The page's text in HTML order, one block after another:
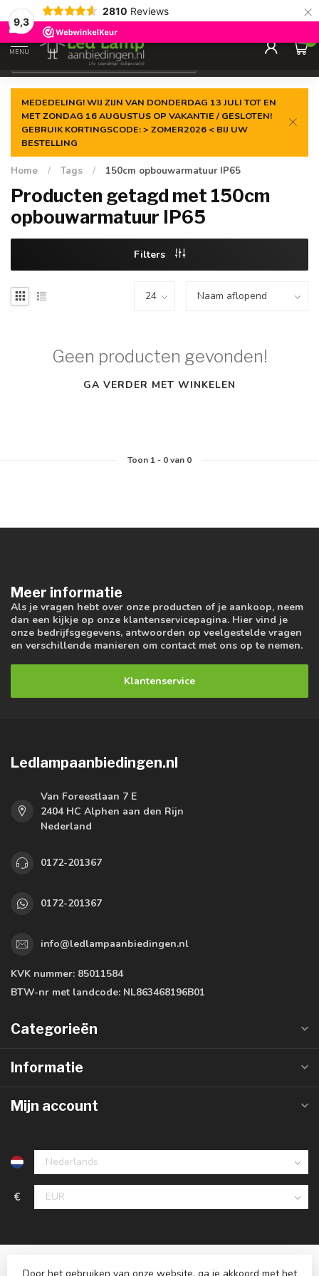
9,3
2810 Reviews ×
Gegarandeerde delaagste prijs
MENU
0
MEDEDELING! WIJ ZIJN VAN DONDERDAG 13 JULI TOT EN
MET ZONDAG 16 AUGUSTUS OP VAKANTIE / GESLOTEN!
GEBRUIK KORTINGSCODE: > ZOMER2026 < BIJ UW
BESTELLING
Home / Tags / 150cm opbouwarmatuur IP65
Producten getagd met 150cm
opbouwarmatuur IP65
Filters
Geen producten gevonden!
GA VERDER MET WINKELEN
Toon 1- 0van 0
Meer informatie
Als je vragen hebt over onze producten of je aankoop, neem
dan een kijkje op onze klantenservicepagina. Hier vind je
onze bedrijfsgegevens, antwoorden op veelgestelde vragen
en verschillende manieren om contact met ons op te nemen.
Klantenservice
Ledlampaanbiedingen.nl
Van Foreestlaan 7 E
2404 HC Alphen aan den Rijn
Nederland
0172-201367
0172-201367
info@ledlampaanbiedingen.nl
KVK nummer: 85011584
BTW-nr met landcode: NL863468196B01
Categorieën
Informatie
Mijn account
€